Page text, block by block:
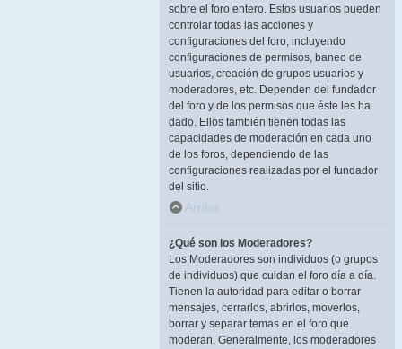
sobre el foro entero. Estos usuarios pueden
controlar todas las acciones y
configuraciones del foro, incluyendo
configuraciones de permisos, baneo de
usuarios, creación de grupos usuarios y
moderadores, etc. Dependen del fundador
del foro y de los permisos que éste les ha
dado. Ellos también tienen todas las
capacidades de moderación en cada uno
de los foros, dependiendo de las
configuraciones realizadas por el fundador
del sitio.
Arriba
¿Qué son los Moderadores?
Los Moderadores son individuos (o grupos
de individuos) que cuidan el foro día a día.
Tienen la autoridad para editar o borrar
mensajes, cerrarlos, abrirlos, moverlos,
borrar y separar temas en el foro que
moderan. Generalmente, los moderadores